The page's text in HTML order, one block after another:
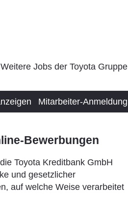
Weitere Jobs der Toyota Gruppe
Mitarbeiter-Anmeldung
Bewerbungen
Toyota Kreditbank GmbH
und gesetzlicher
auf welche Weise verarbeitet